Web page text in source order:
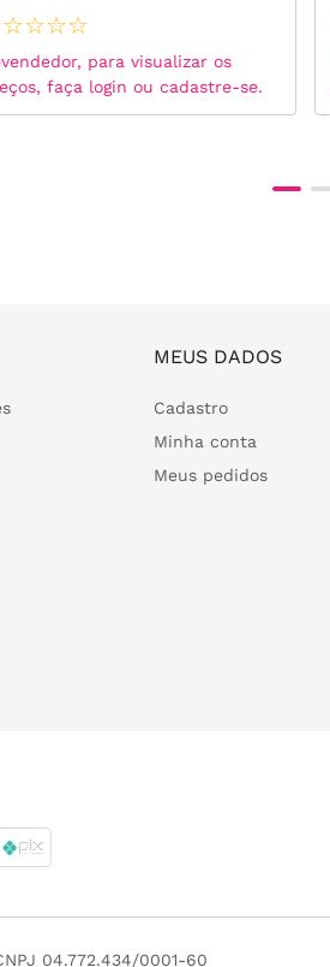
☆☆☆☆
para visualizar os
faça login ou cadastre-se.
MEUS DADOS
Cadastro
Minha conta
Meus pedidos
04.772.434/0001-60